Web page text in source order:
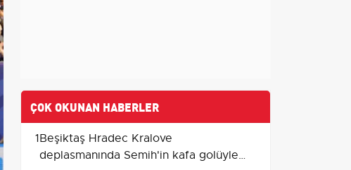
ÇOK OKUNAN HABERLER
1Beşiktaş Hradec Kralove
deplasmanında Semih'in kafa golüyle